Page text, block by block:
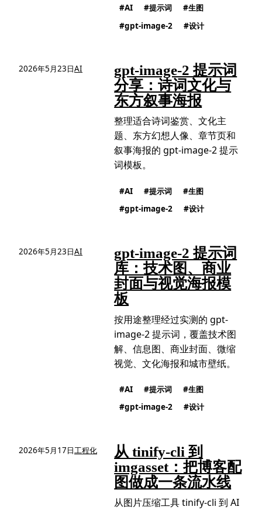
AI 提示词
生图
gpt-image-2
设计
2026年5月23日AI
gpt-image-2 提示词
分享：诗词文化与
东方叙事海报
整理适合诗词鉴赏、文化主
题、东方幻想人像、章节页和
叙事海报的 gpt-image-2 提示
词模板。
AI 提示词
生图
gpt-image-2
设计
2026年5月23日AI
gpt-image-2 提示词
库：技术图、商业
封面与视觉海报模
板
按用途整理经过实测的 gpt-
image-2 提示词，覆盖技术图
解、信息图、商业封面、微缩
视觉、文化海报和城市壁纸。
AI 提示词
生图
gpt-image-2
设计
2026年5月17日工程化
从 tinify-cli 到
imgasset：把博客配
图做成一条流水线
从图片压缩工具 tinify-cli 到 AI